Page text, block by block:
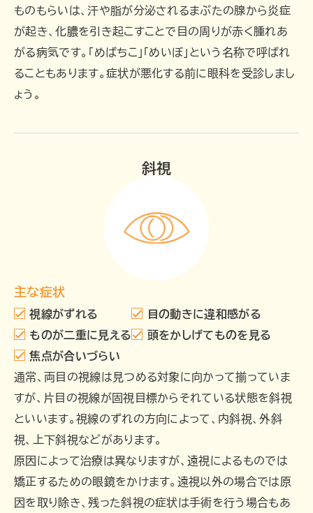
ものもらいは、汗や脂が分泌されるまぶたの腺から炎症
が起き、化膿を引き起こすことで目の周りが赤く腫れあ
がる病気です。「めばちこ」「めいぼ」という名称で呼ばれ
ることもあります。症状が悪化する前に眼科を受診しまし
ょう。
斜視
主な症状
視線がずれる
ものが二重に見える
目の動きに違和感がる
頭をかしげてものを見る
焦点が合いづらい
通常、両目の視線は見つめる対象に向かって揃っていま
すが、片目の視線が固視目標からそれている状態を斜視
といいます。視線のずれの方向によって、内斜視、外斜
視、上下斜視などがあります。
原因によって治療は異なりますが、遠視によるものでは
矯正するための眼鏡をかけます。遠視以外の場合では原
因を取り除き、残った斜視の症状は手術を行う場合もあ